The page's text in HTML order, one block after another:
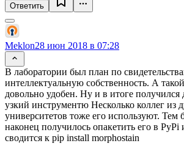
Ответить
Meklon28 июн 2018 в 07:28
В лаборатории был план по
интеллектуальную собственность. А
довольно удобен. Ну и в итоге
узкий инструментю Несколько коллег из
университетов тоже его используют. Тем
наконец получилось опакетить его в PyPi
сводится к pip install morphostain